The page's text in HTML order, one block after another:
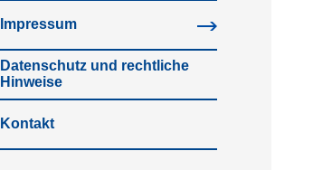
Unternehmensprofil
Thrombose
Forschung & Entwicklung
Pressemeldungen
Impressum
Datenschutz und rechtliche
Hinweise
Kontakt